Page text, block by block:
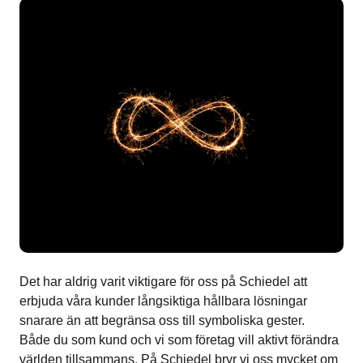
Det har aldrig varit viktigare för oss på Schiedel att
erbjuda våra kunder långsiktiga hållbara lösningar
snarare än att begränsa oss till symboliska gester.
Både du som kund och vi som företag vill aktivt förändra
världen tillsammans. På Schiedel bryr vi oss mycket om